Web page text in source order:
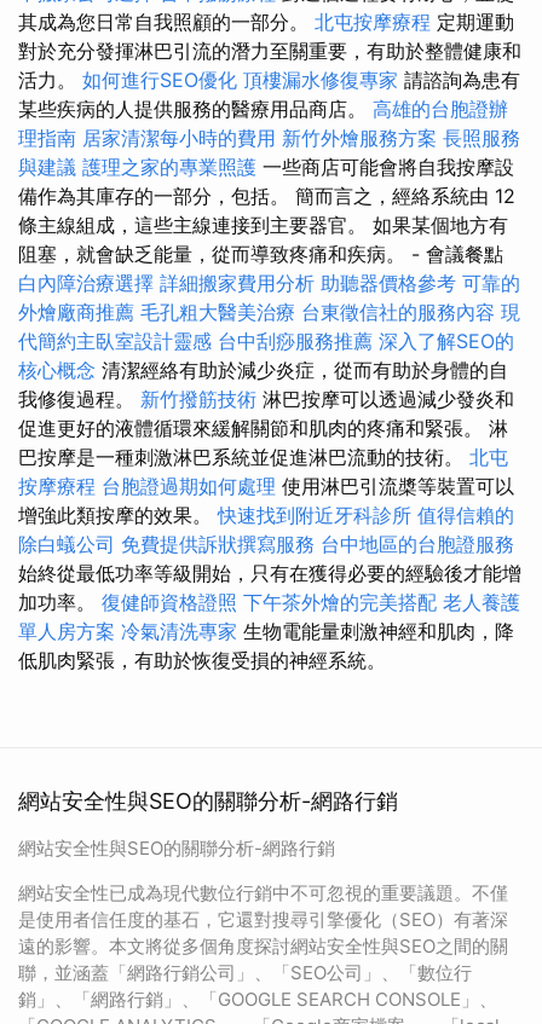
其成為您日常自我照顧的一部分。 北屯按摩療程 定期運動
對於充分發揮淋巴引流的潛力至關重要，有助於整體健康和
活力。 如何進行SEO優化 頂樓漏水修復專家 請諮詢為患有
某些疾病的人提供服務的醫療用品商店。 高雄的台胞證辦
理指南 居家清潔每小時的費用 新竹外燴服務方案 長照服務
與建議 護理之家的專業照護 一些商店可能會將自我按摩設
備作為其庫存的一部分，包括。 簡而言之，經絡系統由 12
條主線組成，這些主線連接到主要器官。 如果某個地方有
阻塞，就會缺乏能量，從而導致疼痛和疾病。 - 會議餐點
白內障治療選擇 詳細搬家費用分析 助聽器價格參考 可靠的
外燴廠商推薦 毛孔粗大醫美治療 台東徵信社的服務內容 現
代簡約主臥室設計靈感 台中刮痧服務推薦 深入了解SEO的
核心概念 清潔經絡有助於減少炎症，從而有助於身體的自
我修復過程。 新竹撥筋技術 淋巴按摩可以透過減少發炎和
促進更好的液體循環來緩解關節和肌肉的疼痛和緊張。 淋
巴按摩是一種刺激淋巴系統並促進淋巴流動的技術。 北屯
按摩療程 台胞證過期如何處理 使用淋巴引流槳等裝置可以
增強此類按摩的效果。快速找到附近牙科診所 值得信賴的
除白蟻公司 免費提供訴狀撰寫服務 台中地區的台胞證服務
始終從最低功率等級開始，只有在獲得必要的經驗後才能增
加功率。 復健師資格證照 下午茶外燴的完美搭配 老人養護
單人房方案 冷氣清洗專家 生物電能量刺激神經和肌肉，降
低肌肉緊張，有助於恢復受損的神經系統。
網站安全性與SEO的關聯分析-網路行銷
網站安全性與SEO的關聯分析-網路行銷
網站安全性已成為現代數位行銷中不可忽視的重要議題。不僅
是使用者信任度的基石，它還對搜尋引擎優化（SEO）有著深
遠的影響。本文將從多個角度探討網站安全性與SEO之間的關
聯，並涵蓋「網路行銷公司」、「SEO公司」、「數位行
銷」、「網路行銷」、「GOOGLE SEARCH CONSOLE」、